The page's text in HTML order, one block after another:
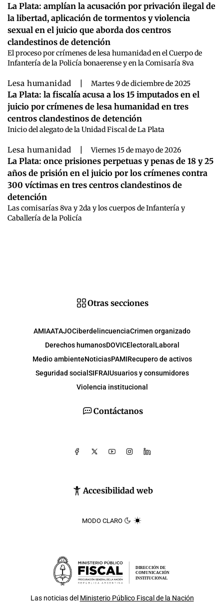
La Plata: amplían la acusación por privación ilegal de
la libertad, aplicación de tormentos y violencia
sexual en el juicio que aborda dos centros
clandestinos de detención
El proceso por crímenes de lesa humanidad en el Cuerpo de
Infantería de la Policía bonaerense y en la Comisaría 8va
Lesa humanidad Martes 9 de diciembre de 2025
La Plata: la fiscalía acusa a los 15 imputados en el
juicio por crímenes de lesa humanidad en tres
centros clandestinos de detención
Inicio del alegato de la Unidad Fiscal de La Plata
Lesa humanidad Viernes 15 de mayo de 2026
La Plata: once prisiones perpetuas y penas de 18 y 25
años de prisión en el juicio por los crímenes contra
300 víctimas en tres centros clandestinos de
detención
Las comisarías 8va y 2da y los cuerpos de Infantería y
Caballería de la Policía
Contáctanos
Accesibilidad web
MODO CLARO
Otras secciones
AMIAATAJOCiberdelincuenciaCrimen organizado
Derechos humanosDOVICElectoral Laboral
Medio ambienteNoticiasPAMIRecupero de activos
Seguridad social SIFRAIUsuarios y consumidores
Violencia institucional
DIRECCIÓN DE
COMUNICACIÓN
INSTITUCIONAL
Las noticias del Ministerio Público Fiscal de la Nación